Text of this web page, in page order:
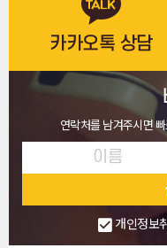
카카오톡 상담
연락처를 남겨주시면
개인정보